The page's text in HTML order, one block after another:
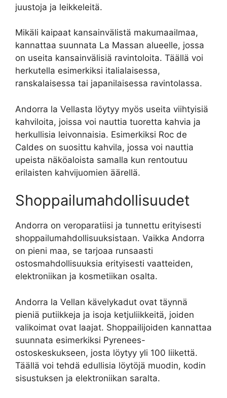
juustoja ja leikkeleitä.
Mikäli kaipaat kansainvälistä makumaailmaa,
kannattaa suunnata La Massan alueelle, jossa
on useita kansainvälisiä ravintoloita. Täällä voi
herkutella esimerkiksi italialaisessa,
ranskalaisessa tai japanilaisessa ravintolassa.
Andorra la Vellasta löytyy myös useita viihtyisiä
kahviloita, joissa voi nauttia tuoretta kahvia ja
herkullisia leivonnaisia. Esimerkiksi Roc de
Caldes on suosittu kahvila, jossa voi nauttia
upeista näköaloista samalla kun rentoutuu
erilaisten kahvijuomien äärellä.
Shoppailumahdollisuudet
Andorra on veroparatiisi ja tunnettu erityisesti
shoppailumahdollisuuksistaan. Vaikka Andorra
on pieni maa, se tarjoaa runsaasti
ostosmahdollisuuksia erityisesti vaatteiden,
elektroniikan ja kosmetiikan osalta.
Andorra la Vellan kävelykadut ovat täynnä
pieniä putiikkeja ja isoja ketjuliikkeitä, joiden
valikoimat ovat laajat. Shoppailijoiden kannattaa
suunnata esimerkiksi Pyrenees-
ostoskeskukseen, josta löytyy yli 100 liikettä.
Täällä voi tehdä edullisia löytöjä muodin, kodin
sisustuksen ja elektroniikan saralta.